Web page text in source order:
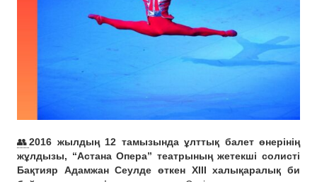
👥2016 жылдың 12 тамызында ұлттық балет өнерінің
жұлдызы, “Астана Опера” театрының жетекші солисті
Бақтияр Адамжан Сеулде өткен ХІІІ халықаралық би